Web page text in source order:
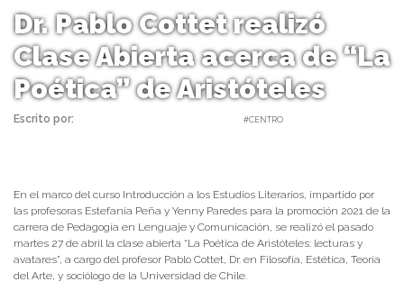
Dr. Pablo Cottet realizó
Clase Abierta acerca de “La
Poética” de Aristóteles
Escrito por: #CENTRO
En el marco del curso Introducción a los Estudios Literarios, impartido por
las profesoras Estefanía Peña y Yenny Paredes para la promoción 2021 de la
carrera de Pedagogía en Lenguaje y Comunicación, se realizó el pasado
martes 27 de abril la clase abierta “La Poética de Aristóteles: lecturas y
avatares”, a cargo del profesor Pablo Cottet, Dr. en Filosofía, Estética, Teoría
del Arte, y sociólogo de la Universidad de Chile.